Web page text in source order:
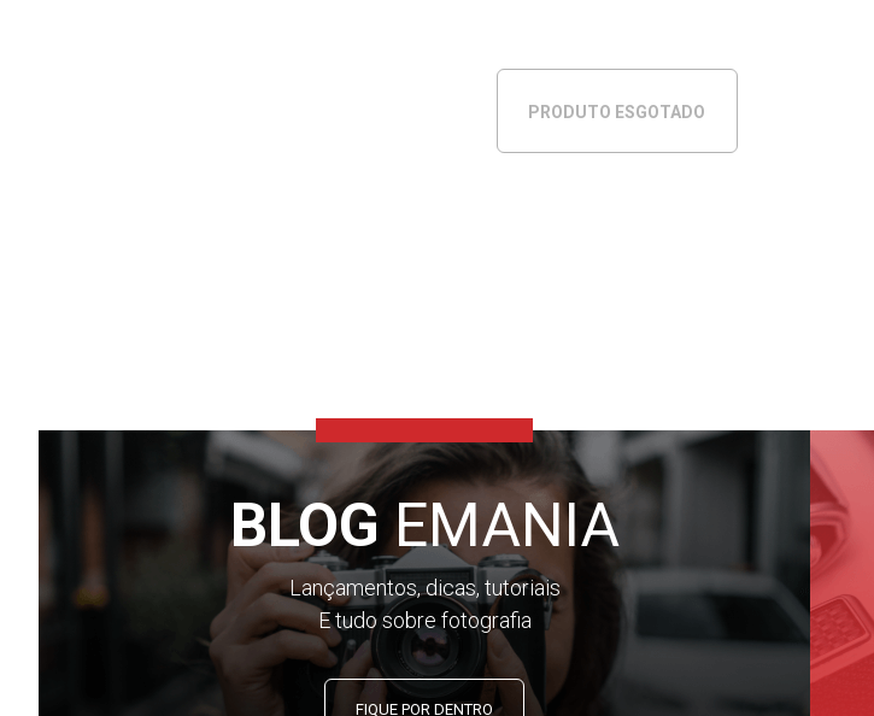
PRODUTO ESGOTADO
BLOGEMANIA
Lançamentos, dicas, tutoriais
E tudo sobre fotografia
FIQUE POR DENTRO